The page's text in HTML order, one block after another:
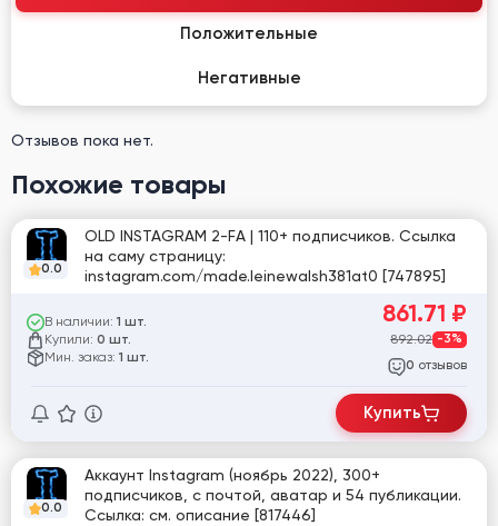
Положительные
Негативные
Отзывов пока нет.
Похожие товары
0.0
OLD INSTAGRAM 2-FA | 110+ подписчиков. Ссылка
на саму страницу:
instagram.com/made.leinewalsh381at0 [747895]
В наличии: 1 шт.
Купили: 0 шт.
Мин. заказ: 1 шт.
861.71 ₽
892.02 -3%
0 отзывов
Купить
0.0
Аккаунт Instagram (ноябрь 2022), 300+
подписчиков, с почтой, аватар и 54 публикации.
Ссылка: см. описание [817446]